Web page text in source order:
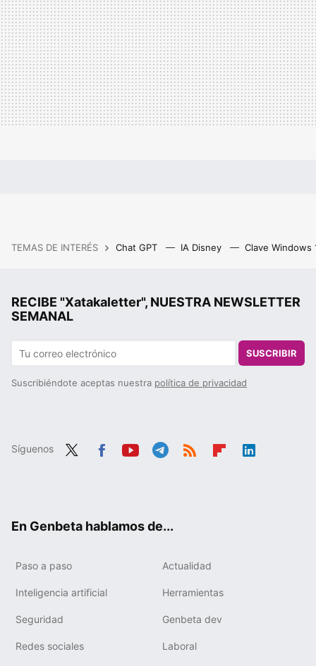
TEMAS DE INTERÉS Chat GPT IA Disney Clave Windows
RECIBE "Xatakaletter", NUESTRA NEWSLETTER
SEMANAL
SUSCRIBIR
Suscribiéndote aceptas nuestra política de privacidad
Síguenos
En Genbeta hablamos de...
Paso a paso Actualidad
Inteligencia artificial Herramientas
Seguridad Genbeta dev
Redes sociales Laboral